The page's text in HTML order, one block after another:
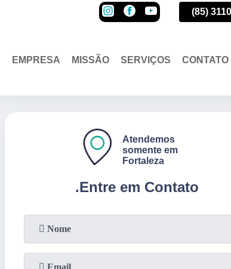
3110-1010 (85)
EMPRESA MISSÃO SERVIÇOS CONTATO
.Entre em Contato
Atendemos
somente em
Fortaleza